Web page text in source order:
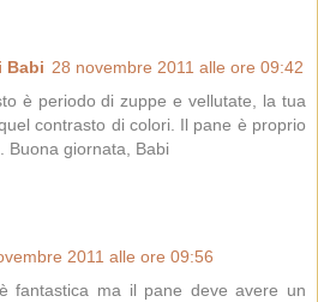
Babi 28 novembre 2011 alle ore 09:42
è periodo di zuppe e vellutate, la tua
contrasto di colori. Il pane è proprio
Buona giornata, Babi
2011 alle ore 09:56
fantastica ma il pane deve avere un